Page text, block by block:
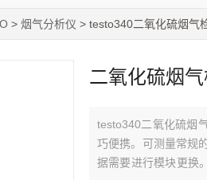
> 烟气分析仪 > testo340二氧化硫烟气
二氧化硫烟
testo340二氧化硫烟
巧便携。可测量常规
据需要进行模块更换